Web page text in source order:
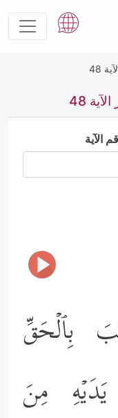
48
48
الآية
بِٱلۡحَقِّ
مِنَ